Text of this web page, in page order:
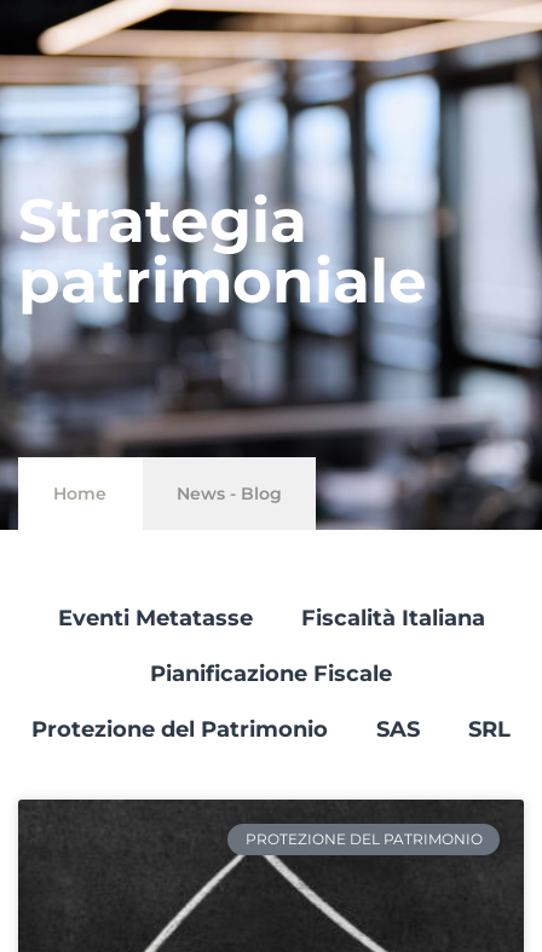
Strategia
patrimoniale
Home News - Blog
Eventi Metatasse Fiscalità Italiana
Pianificazione Fiscale
Protezione del Patrimonio SAS SRL
PROTEZIONE DEL PATRIMONIO